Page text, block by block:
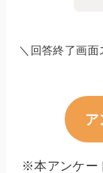
＼回答終了画
ア
※本アンケー